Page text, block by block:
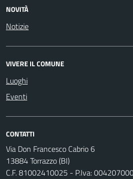
NOVITÀ
Notizie
VIVERE IL COMUNE
Luoghi
Eventi
CONTATTI
Via Don Francesco Cabrio 6
13884 Torrazzo (BI)
C.F. 81002410025 - P.Iva: